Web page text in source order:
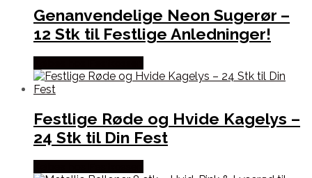
Genanvendelige Neon Sugerør –
12 Stk til Festlige Anledninger!
Festlige Røde og Hvide Kagelys –
24 Stk til Din Fest